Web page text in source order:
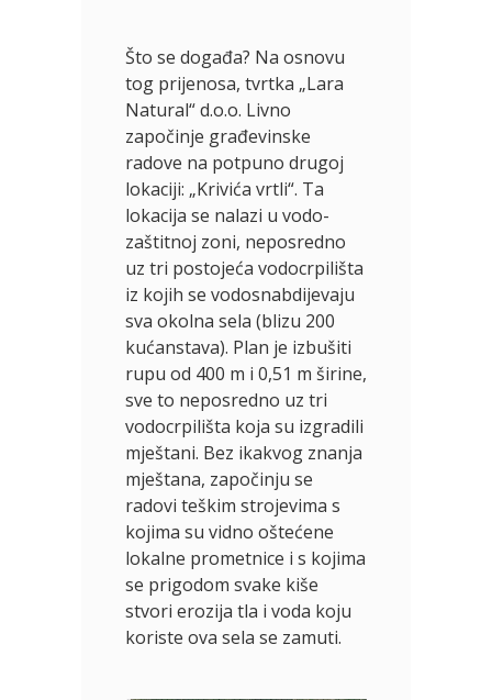
Što se događa? Na osnovu
tog prijenosa, tvrtka „Lara
Natural“ d.o.o. Livno
započinje građevinske
radove na potpuno drugoj
lokaciji: „Krivića vrtli“. Ta
lokacija se nalazi u vodo-
zaštitnoj zoni, neposredno
uz tri postojeća vodocrpilišta
iz kojih se vodosnabdijevaju
sva okolna sela (blizu 200
kućanstava). Plan je izbušiti
rupu od 400 m i 0,51 m širine,
sve to neposredno uz tri
vodocrpilišta koja su izgradili
mještani. Bez ikakvog znanja
mještana, započinju se
radovi teškim strojevima s
kojima su vidno oštećene
lokalne prometnice i s kojima
se prigodom svake kiše
stvori erozija tla i voda koju
koriste ova sela se zamuti.